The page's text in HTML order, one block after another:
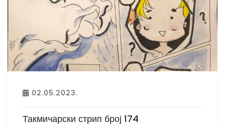
02.05.2023.
Такмичарски стрип број 174